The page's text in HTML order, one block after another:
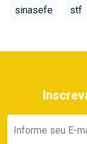
sinasefe stf